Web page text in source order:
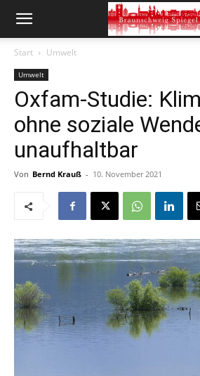
Start Umwelt
Umwelt
Oxfam-Studie:
ohne soziale
unaufhaltbar
Von Bernd Krauß - 10. November 2021